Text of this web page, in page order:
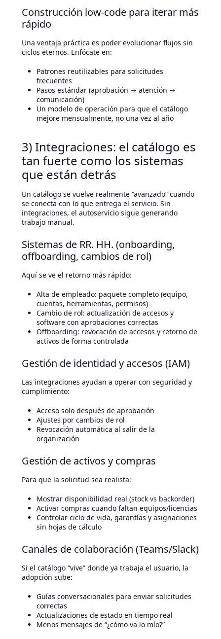
Construcción low-code para iterar más
rápido
Una ventaja práctica es poder evolucionar flujos sin
ciclos eternos. Enfócate en:
Patrones reutilizables para solicitudes
frecuentes
Pasos estándar (aprobación → atención →
comunicación)
Un modelo de operación para que el catálogo
mejore mensualmente, no una vez al año
3) Integraciones: el catálogo es
tan fuerte como los sistemas
que están detrás
Un catálogo se vuelve realmente “avanzado” cuando
se conecta con lo que entrega el servicio. Sin
integraciones, el autoservicio sigue generando
trabajo manual.
Sistemas de RR. HH. (onboarding,
offboarding, cambios de rol)
Aquí se ve el retorno más rápido:
Alta de empleado: paquete completo (equipo,
cuentas, herramientas, permisos)
Cambio de rol: actualización de accesos y
software con aprobaciones correctas
Offboarding: revocación de accesos y retorno de
activos de forma controlada
Gestión de identidad y accesos (IAM)
Las integraciones ayudan a operar con seguridad y
cumplimiento:
Acceso solo después de aprobación
Ajustes por cambios de rol
Revocación automática al salir de la
organización
Gestión de activos y compras
Para que la solicitud sea realista:
Mostrar disponibilidad real (stock vs backorder)
Activar compras cuando faltan equipos/licencias
Controlar ciclo de vida, garantías y asignaciones
sin hojas de cálculo
Canales de colaboración (Teams/Slack)
Si el catálogo “vive” donde ya trabaja el usuario, la
adopción sube:
Guías conversacionales para enviar solicitudes
correctas
Actualizaciones de estado en tiempo real
Menos mensajes de “¿cómo va lo mío?”